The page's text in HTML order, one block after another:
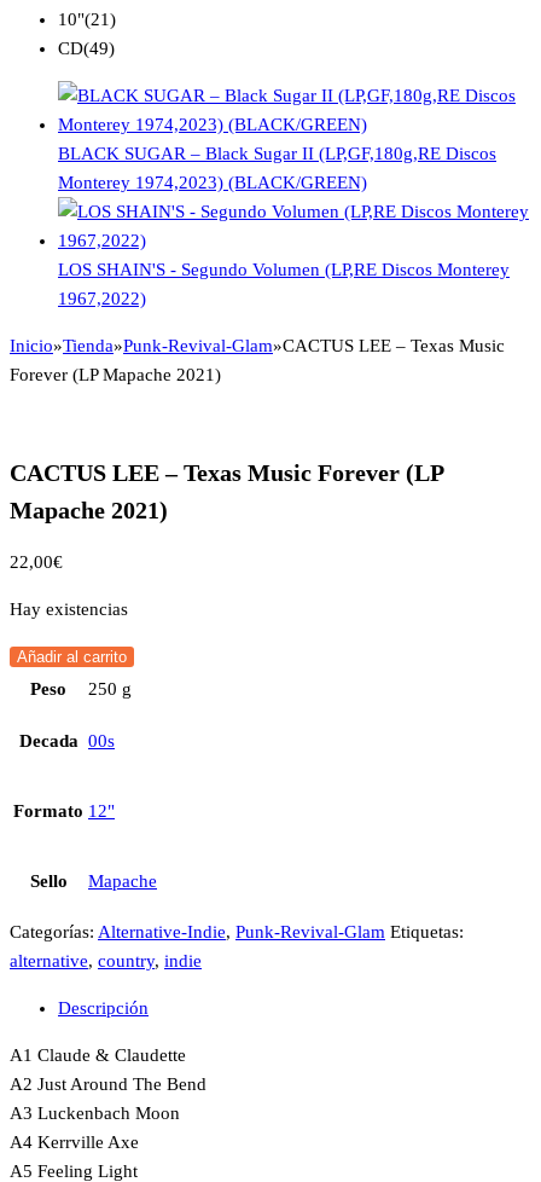
10"(21)
CD(49)
BLACK SUGAR – Black Sugar II (LP,GF,180g,RE Discos
Monterey 1974,2023) (BLACK/GREEN)
LOS SHAIN'S - Segundo Volumen (LP,RE Discos Monterey
1967,2022)
Inicio»Tienda»Punk-Revival-Glam»CACTUS LEE – Texas Music
Forever (LP Mapache 2021)
CACTUS LEE – Texas Music Forever (LP
Mapache 2021)
22,00€
Hay existencias
Añadir al carrito
Peso 250 g
Decada 00s
Formato 12"
Sello Mapache
Categorías: Alternative-Indie, Punk-Revival-Glam Etiquetas:
alternative, country, indie
Descripción
A1 Claude & Claudette
A2 Just Around The Bend
A3 Luckenbach Moon
A4 Kerrville Axe
A5 Feeling Light